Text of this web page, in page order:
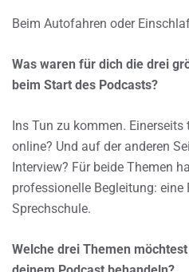
Beim Autofahren oder
Was waren für dich die drei
beim Start des Podcasts?
Ins Tun zu kommen.
online? Und auf der anderen
Interview? Für beide Themen
professionelle Begleitung:
Sprechschule.
Welche drei Themen